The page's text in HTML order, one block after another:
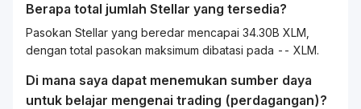
Berapa total jumlah Stellar yang tersedia?
Pasokan Stellar yang beredar mencapai 34.30B XLM,
dengan total pasokan maksimum dibatasi pada -- XLM.
Di mana saya dapat menemukan sumber daya
untuk belajar mengenai trading (perdagangan)?